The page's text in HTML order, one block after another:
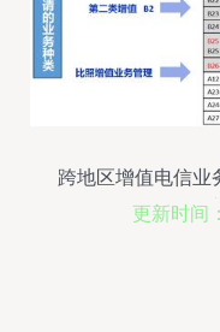
跨地区增值电信业
分析 聚焦在
更新时间